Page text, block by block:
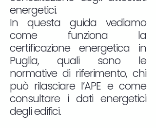
energetici.
In questa guida vediamo
come funziona la
certificazione energetica in
Puglia, quali sono le
normative di riferimento, chi
può rilasciare l’APE e come
consultare i dati energetici
degli edifici.